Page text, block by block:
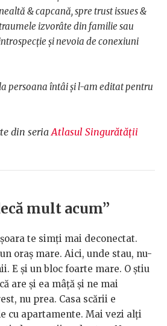
& capcană, spre trust issues &
izvorâte din familie sau
și nevoia de conexiuni
persoana întâi și l-am editat pentru
din seriaAtlasul Singurătății
mult acum”
te simți mai deconectat.
oraș mare. Aici, unde stau, nu-
E și un bloc foarte mare. O știu
are și ea mâță și ne mai
nu prea. Casa scării e
cu apartamente. Mai vezi alți